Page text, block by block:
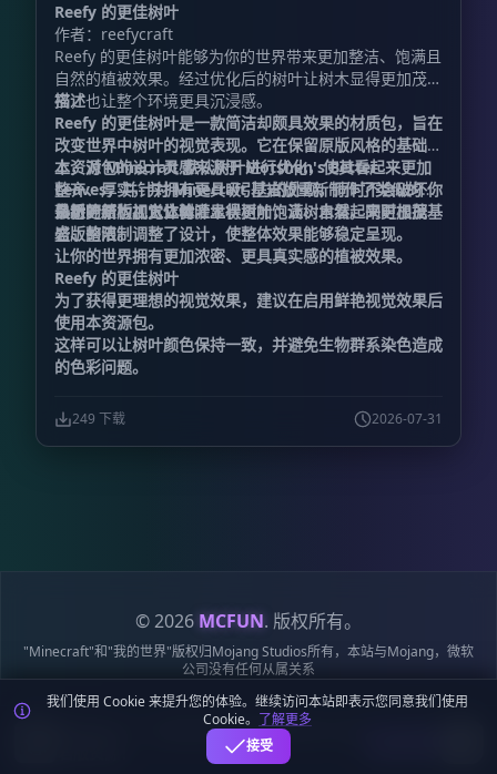
Reefy 的更佳树叶
作者：reefycraft
Reefy 的更佳树叶能够为你的世界带来更加整洁、饱满且
自然的植被效果。经过优化后的树叶让树木显得更加茂
密，也让整个环境更具沉浸感。
描述
Reefy 的更佳树叶是一款简洁却颇具效果的材质包，旨在
改变世界中树叶的视觉表现。它在保留原版风格的基础
上，对 Minecraft 默认树叶进行优化，使其看起来更加
整齐、厚实，并拥有更具吸引力的外观，同时不会破坏你
熟悉的原版视觉体验。
本资源包的设计灵感来源于 Motshen's Better
Leaves，并针对 Minecraft 基岩版重新制作了类似的改
良树叶结构。它让树叶显得更加饱满、自然，同时根据基
岩版的限制调整了设计，使整体效果能够稳定呈现。
最新更新：加入立体灌木状树叶，让树木看起来更加茂
盛、整洁。
让你的世界拥有更加浓密、更具真实感的植被效果。
Reefy 的更佳树叶
为了获得更理想的视觉效果，建议在启用鲜艳视觉效果后
使用本资源包。
这样可以让树叶颜色保持一致，并避免生物群系染色造成
的色彩问题。
249 下载 2026-07-31
© 2026 MCFUN. 版权所有。
"Minecraft"和"我的世界"版权归Mojang Studios所有，本站与Mojang，微软
公司没有任何从属关系
隐私
服务
Cookie 站点
地图
鄂ICP备
19018284号-6
鄂公网安备
麦块迷APP - 在这里总会找到你喜欢的MC基
我们使用 Cookie 来提升您的体验。继续访问本站即表示您同意我们使用
Cookie。 了解更多
接受